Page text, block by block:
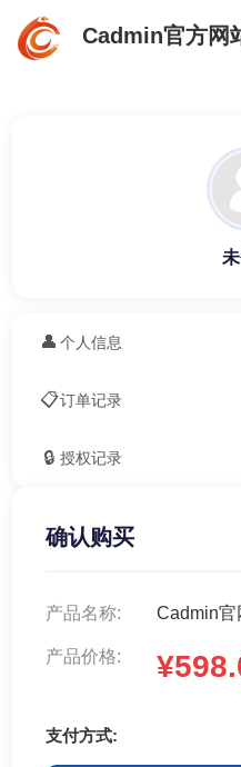
Cadmin官方网
👤 个人信息
📋订单记录
🔒 授权记录
确认购买
产品名称: Cadmin官
产品价格:
支付方式: